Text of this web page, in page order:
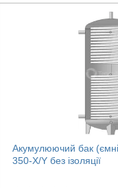
Акумулюючий бак
350-X/Y без ізоляції